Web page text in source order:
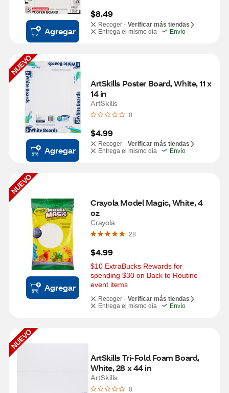
Agregar
$8.49
Recoger - Verificar más tiendas
Entrega el mismo día
Envío
NUEVO
Agregar
ArtSkills Poster Board, White, 11 x
14 in
ArtSkills
0
$4.99
Recoger - Verificar más tiendas
Entrega el mismo día
Envío
NUEVO
Agregar
Crayola Model Magic, White, 4
oz
Crayola
28
$4.99
$10 ExtraBucks Rewards for
spending $30 on Back to Routine
event items
Recoger - Verificar más tiendas
Entrega el mismo día
Envío
NUEVO
ArtSkills Tri-Fold Foam Board,
White, 28 x 44 in
ArtSkills
0